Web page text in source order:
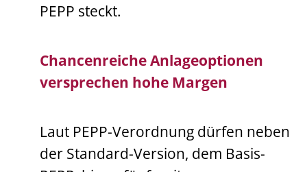
PEPP steckt.
Chancenreiche Anlageoptionen
versprechen hohe Margen
Laut PEPP-Verordnung dürfen neben
der Standard-Version, dem Basis-